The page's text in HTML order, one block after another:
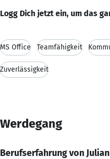
Logg Dich jetzt ein, um das
MS Office Teamfähigkeit
Zuverlässigkeit
Werdegang
Berufserfahrung von